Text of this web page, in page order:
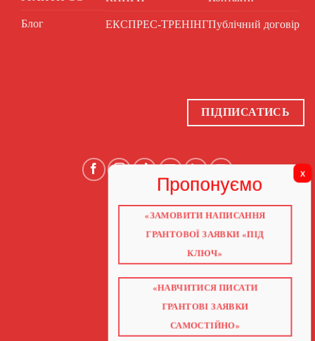
Блог ЕКСПРЕС-ТРЕНІНГПублічний договір
ПІДПИСАТИСЬ
ГОЛОВНА
ПРО НАС
ГРАНТИ 2026
НАВЧАННЯ
КНИГИ
ВІДЕО ПРО ГРАНТИ
«ЗАМОВИТИ НАПИСАННЯ
ГРАНТОВОЇ ЗАЯВКИ «ПІД
КЛЮЧ»
«НАВЧИТИСЯ ПИСАТИ
ГРАНТОВІ ЗАЯВКИ
САМОСТІЙНО»